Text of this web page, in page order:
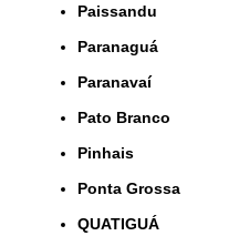
Paissandu
Paranaguá
Paranavaí
Pato Branco
Pinhais
Ponta Grossa
QUATIGUÁ